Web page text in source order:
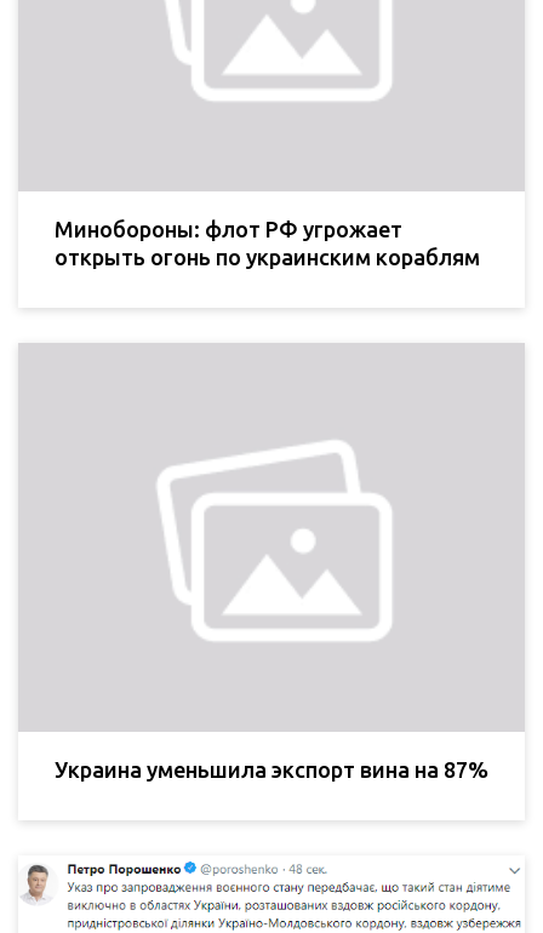
Минобороны: флот РФ угрожает
открыть огонь по украинским кораблям
Украина уменьшила экспорт вина на 87%